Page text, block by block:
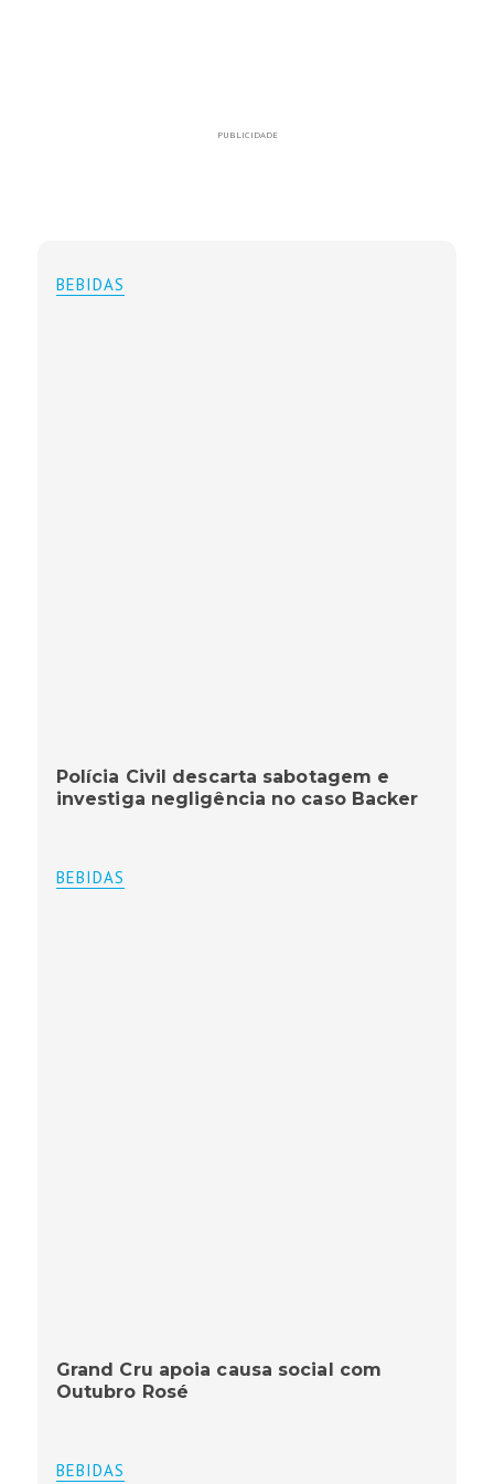
PUBLICIDADE
BEBIDAS
Polícia Civil descarta sabotagem e
investiga negligência no caso Backer
BEBIDAS
Grand Cru apoia causa social com
Outubro Rosé
BEBIDAS